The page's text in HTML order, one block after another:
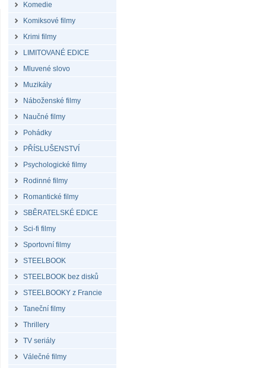
Komedie
Komiksové filmy
Krimi filmy
LIMITOVANÉ EDICE
Mluvené slovo
Muzikály
Náboženské filmy
Naučné filmy
Pohádky
PŘÍSLUŠENSTVÍ
Psychologické filmy
Rodinné filmy
Romantické filmy
SBĚRATELSKÉ EDICE
Sci-fi filmy
Sportovní filmy
STEELBOOK
STEELBOOK bez disků
STEELBOOKY z Francie
Taneční filmy
Thrillery
TV seriály
Válečné filmy